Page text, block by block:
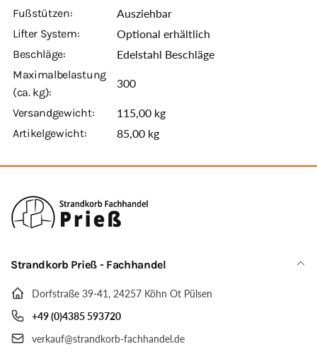
Fußstützen:
Ausziehbar
Lifter System:
Optional erhältlich
Beschläge:
Edelstahl Beschläge
Maximalbelastung
(ca. kg):
300
Versandgewicht:
115,00 kg
Artikelgewicht:
85,00 kg
Strandkorb Prieß - Fachhandel
Dorfstraße 39-41, 24257 Köhn Ot Pülsen
+49 (0)4385 593720
verkauf@strandkorb-fachhandel.de